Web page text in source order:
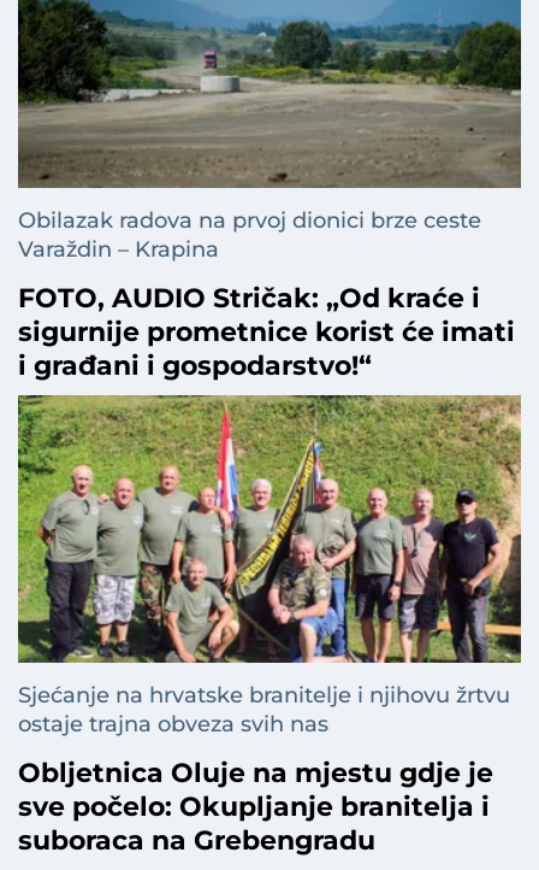
Obilazak radova na prvoj dionici brze ceste
Varaždin – Krapina
FOTO, AUDIO Stričak: „Od kraće i
sigurnije prometnice korist će imati
i građani i gospodarstvo!“
Sjećanje na hrvatske branitelje i njihovu žrtvu
ostaje trajna obveza svih nas
Obljetnica Oluje na mjestu gdje je
sve počelo: Okupljanje branitelja i
suboraca na Grebengradu